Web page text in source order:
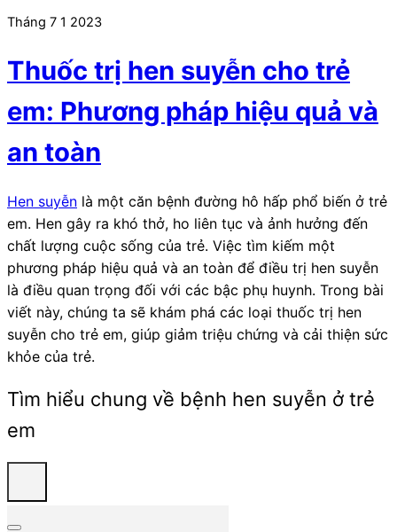
Tháng 7 1 2023
Thuốc trị hen suyễn cho trẻ
em: Phương pháp hiệu quả và
an toàn
Hen suyễn là một căn bệnh đường hô hấp phổ biến ở trẻ
em. Hen gây ra khó thở, ho liên tục và ảnh hưởng đến
chất lượng cuộc sống của trẻ. Việc tìm kiếm một
phương pháp hiệu quả và an toàn để điều trị hen suyễn
là điều quan trọng đối với các bậc phụ huynh. Trong bài
viết này, chúng ta sẽ khám phá các loại thuốc trị hen
suyễn cho trẻ em, giúp giảm triệu chứng và cải thiện sức
khỏe của trẻ.
Tìm hiểu chung về bệnh hen suyễn ở trẻ
em